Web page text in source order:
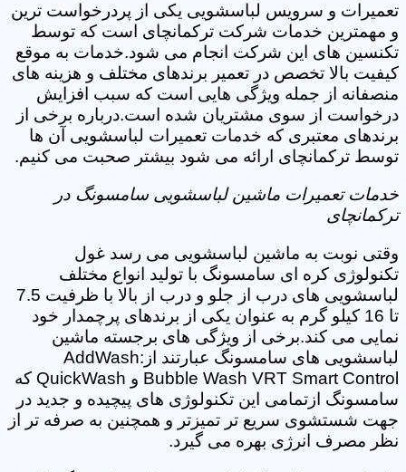
تعمیرات و سرویس لباسشویی یکی از پردرخواست ترین
و مهمترین خدمات شرکت ترکمانچای است که توسط
تکنسین های این شرکت انجام می شود.خدمات به موقع
کیفیت بالا تخصص در تعمیر برندهای مختلف و هزینه های
منصفانه از جمله ویژگی هایی است که سبب افزایش
درخواست از سوی مشتریان شده است.درباره برخی از
برندهای معتبری که خدمات تعمیرات لباسشویی آن ها
توسط ترکمانچای ارائه می شود بیشتر صحبت می کنیم.
خدمات تعمیرات ماشین لباسشویی سامسونگ در
ترکمانچای
وقتی نوبت به ماشین لباسشویی می رسد غول
تکنولوژی کره ای سامسونگ با تولید انواع مختلف
لباسشویی های درب از جلو و درب از بالا با ظرفیت 7.5
تا 16 کیلو گرم به عنوان یکی از برندهای پرچمدار خود
نمایی می کند.برخی از ویژگی های برجسته ماشین
لباسشویی های سامسونگ عبارتند از:AddWash
Bubble Wash VRT Smart Control و QuickWash که
سامسونگ ازتمامی این تکنولوژی های پیچیده و جدید در
جهت شستشوی سریع تر تمیزتر و همچنین به صرفه تر از
نظر مصرف انرژی بهره می گیرد.